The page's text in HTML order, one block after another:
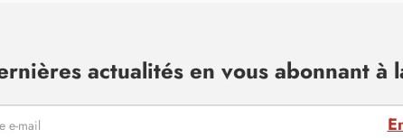
actualités en vous abonnant à